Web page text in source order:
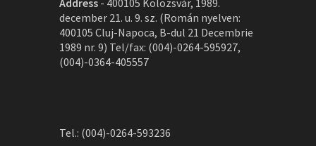
Address - 400105 Kolozsvár, 1989.
december 21. u. 9. sz. (Román nyelven:
400105 Cluj-Napoca, B-dul 21 Decembrie
1989 nr. 9) Tel/fax: (004)-0264-595927,
(004)-0364-405557
Tel.: (004)-0264-593236